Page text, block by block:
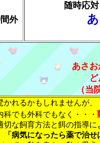
外
随時応
あさ
ど
（当
かれるかもしれませんが、
科でも外科でもなく・・・
切な飼育方法と餌の指導に
「病気になったら薬で治